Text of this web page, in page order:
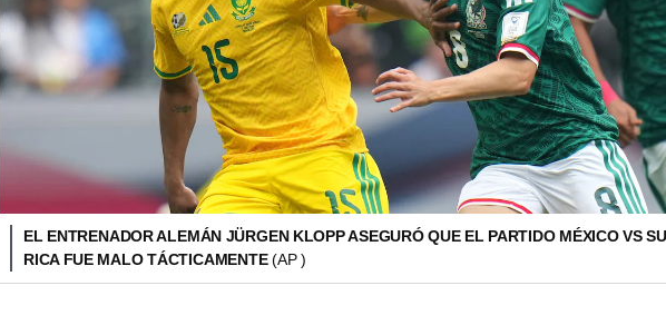
EL ENTRENADOR ALEMÁN JÜRGEN KLOPP ASEGURÓ QUE EL PARTIDO MÉXICO VS
RICA FUE MALO TÁCTICAMENTE(AP )